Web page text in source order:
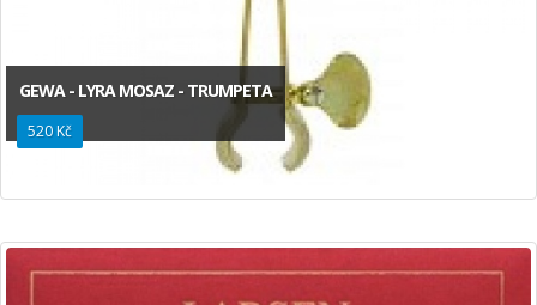
GEWA - LYRA MOSAZ - TRUMPETA
520 Kč